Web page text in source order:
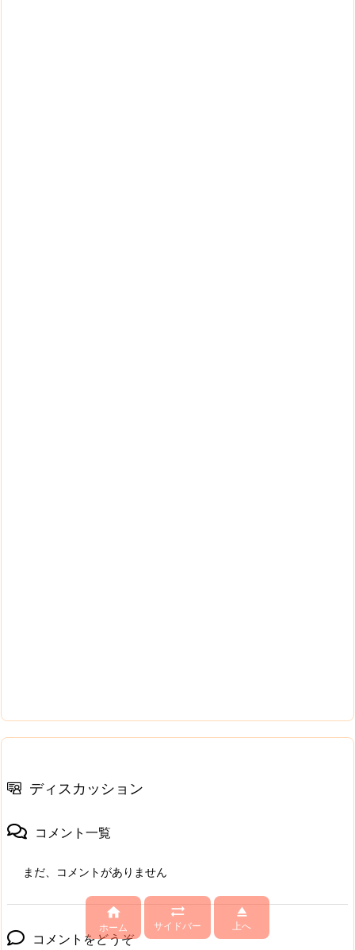
ディスカッション
コメント一覧
まだ、コメントがありません
コメントをどうぞ

ホーム

サイドバー

上へ